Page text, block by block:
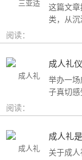
这篇文
类，从
带庭院
阅读：
成人礼
举办一
子真切感
准的固
为你梳
阅读：
成人礼
关于成